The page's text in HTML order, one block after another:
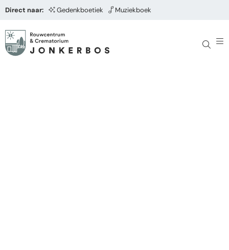
Direct naar: Gedenkboetiek Muziekboek